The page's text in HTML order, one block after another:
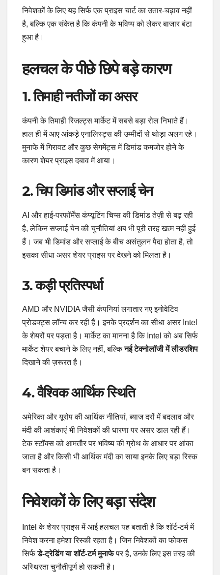
निवेशकों के लिए यह सिर्फ एक प्राइस चार्ट का उतार-चढ़ाव नहीं
है, बल्कि एक संकेत है कि कंपनी के भविष्य को लेकर बाजार बंटा
हुआ है।
हलचल के पीछे छिपे बड़े कारण
1. तिमाही नतीजों का असर
कंपनी के तिमाही रिजल्ट्स मार्केट में सबसे बड़ा रोल निभाते हैं।
हाल ही में आए आंकड़े एनालिस्ट्स की उम्मीदों से थोड़ा अलग रहे।
मुनाफे में गिरावट और कुछ सेगमेंट्स में डिमांड कमजोर होने के
कारण शेयर प्राइस दबाव में आया।
2. चिप डिमांड और सप्लाई चेन
AI और हाई-परफॉर्मेंस कंप्यूटिंग चिप्स की डिमांड तेज़ी से बढ़ रही
है, लेकिन सप्लाई चेन की चुनौतियां अब भी पूरी तरह खत्म नहीं हुई
हैं। जब भी डिमांड और सप्लाई के बीच असंतुलन पैदा होता है, तो
इसका सीधा असर शेयर प्राइस पर देखने को मिलता है।
3. कड़ी प्रतिस्पर्धा
AMD और NVIDIA जैसी कंपनियां लगातार नए इनोवेटिव
प्रोडक्ट्स लॉन्च कर रही हैं। इनके प्रदर्शन का सीधा असर Intel
के शेयरों पर पड़ता है। मार्केट का मानना है कि Intel को अब सिर्फ
मार्केट शेयर बचाने के लिए नहीं, बल्किनई टेक्नोलॉजी में लीडरशिप
दिखाने की ज़रूरत है।
4. वैश्विक आर्थिक स्थिति
अमेरिका और यूरोप की आर्थिक नीतियां, ब्याज दरों में बदलाव और
मंदी की आशंकाएं भी निवेशकों की धारणा पर असर डाल रही हैं।
टेक स्टॉक्स को आमतौर पर भविष्य की ग्रोथ के आधार पर आंका
जाता है और किसी भी आर्थिक मंदी का साया इनके लिए बड़ा रिस्क
बन सकता है।
निवेशकों के लिए बड़ा संदेश
Intel के शेयर प्राइस में आई हलचल यह बताती है कि शॉर्ट-टर्म में
निवेश करना हमेशा रिस्की रहता है। जिन निवेशकों का फोकस
सिर्फडे-ट्रेडिंग या शॉर्ट-टर्म मुनाफेपर है, उनके लिए इस तरह की
अस्थिरता चुनौतीपूर्ण हो सकती है।